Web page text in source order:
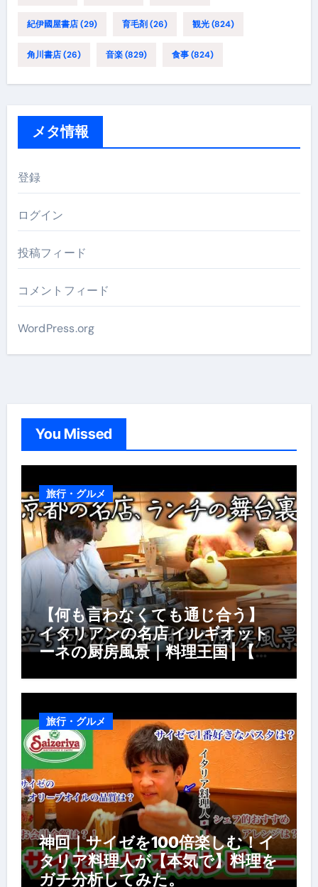
紀伊國屋書店(29) 育毛剤 (26) 観光(824)
角川書店(26) 音楽(829) 食事(824)
メタ情報
登録
ログイン
投稿フィード
コメントフィード
WordPress.org
You Missed
旅行・グルメ
【何も言わなくても通じ合う】
イタリアンの名店 イルギオット
ーネの厨房風景｜料理王国 | 【厨
風景】
旅行・グルメ
神回｜サイゼを100倍楽しむ！イ
タリア料理人が【本気で】料理を
ガチ分析してみた。